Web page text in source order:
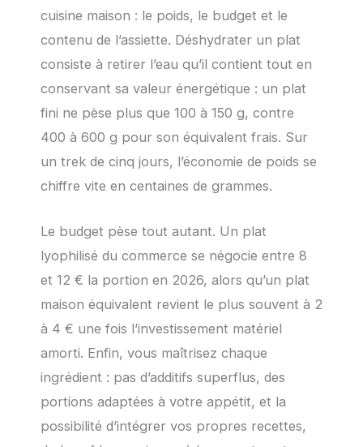
cuisine maison : le poids, le budget et le
contenu de l’assiette. Déshydrater un plat
consiste à retirer l’eau qu’il contient tout en
conservant sa valeur énergétique : un plat
fini ne pèse plus que 100 à 150 g, contre
400 à 600 g pour son équivalent frais. Sur
un trek de cinq jours, l’économie de poids se
chiffre vite en centaines de grammes.
Le budget pèse tout autant. Un plat
lyophilisé du commerce se négocie entre 8
et 12 € la portion en 2026, alors qu’un plat
maison équivalent revient le plus souvent à 2
à 4 € une fois l’investissement matériel
amorti. Enfin, vous maîtrisez chaque
ingrédient : pas d’additifs superflus, des
portions adaptées à votre appétit, et la
possibilité d’intégrer vos propres recettes,